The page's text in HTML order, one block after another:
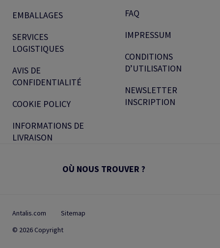
EMBALLAGES
SERVICES
LOGISTIQUES
AVIS DE
CONFIDENTIALITÉ
COOKIE POLICY
INFORMATIONS DE
LIVRAISON
FAQ
IMPRESSUM
CONDITIONS
D’UTILISATION
NEWSLETTER
INSCRIPTION
OÙ NOUS TROUVER ?
Antalis.com
Sitemap
© 2026 Copyright